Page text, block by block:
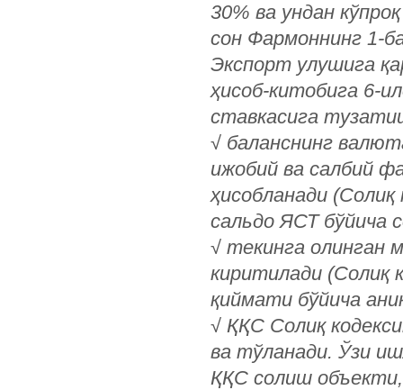
30% ва ундан
сон Фармоннинг 1-
Экспорт улушига
ҳисоб-китобига 6-
ставкасига
√ баланснинг
ижобий ва салбий
ҳисобланади
сальдо ЯСТ бўйича
√ текинга олинган
киритилади (Солиқ
қиймати бўйича
√ ҚҚС Солиқ
ва тўланади. Ўзи
ҚҚС солиш